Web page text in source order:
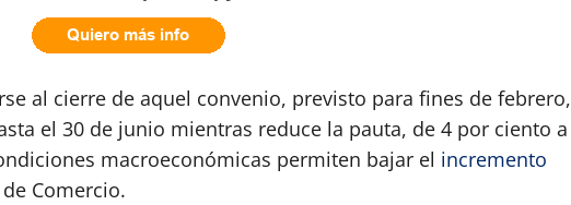
al cierre de aquel convenio, previsto para fines de febrero,
el 30 de junio mientras reduce la pauta, de 4 por ciento a
macroeconómicas permiten bajar el incremento
Comercio.